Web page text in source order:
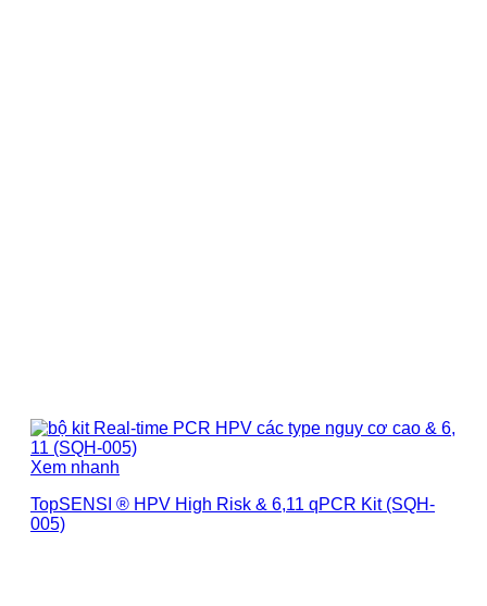
Xem nhanh
TopSENSI ® HPV High Risk & 6,11 qPCR Kit (SQH-
005)